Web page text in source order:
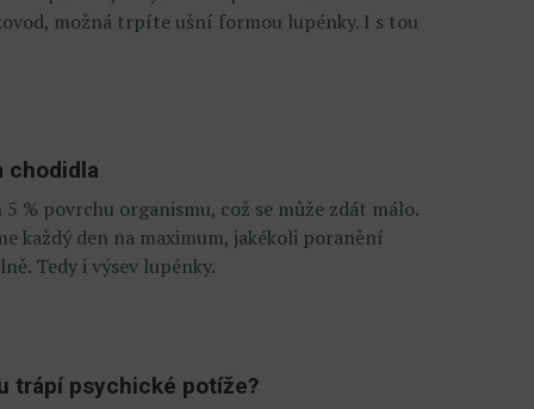
možná trpíte ušní formou lupénky. I s tou
chodidla
% povrchu organismu, což se může zdát málo.
každý den na maximum, jakékoli poranění
Tedy i výsev lupénky.
trápí psychické potíže?